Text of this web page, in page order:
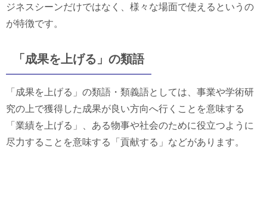
ジネスシーンだけではなく、様々な場面で使えるというの
が特徴です。
「成果を上げる」の類語
「成果を上げる」の類語・類義語としては、事業や学術研
究の上で獲得した成果が良い方向へ行くことを意味する
「業績を上げる」、ある物事や社会のために役立つように
尽力することを意味する「貢献する」などがあります。